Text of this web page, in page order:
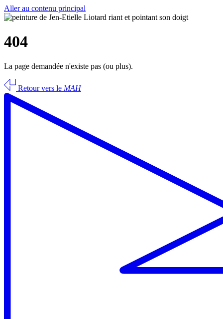
Aller au contenu principal
404
La page demandée n'existe pas (ou plus).
Retour vers le MAH